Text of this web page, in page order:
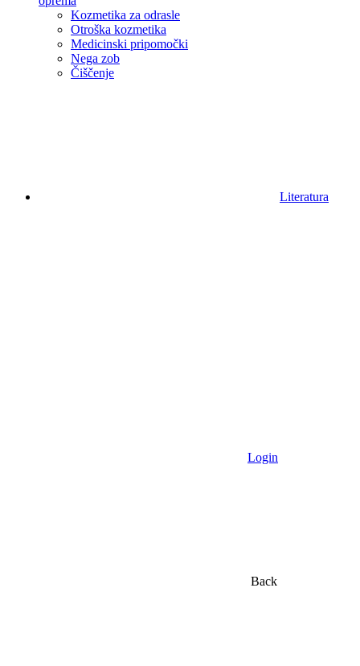
Kozmetika za odrasle
Otroška kozmetika
Medicinski pripomočki
Nega zob
Čiščenje
Literatura
Login
Back